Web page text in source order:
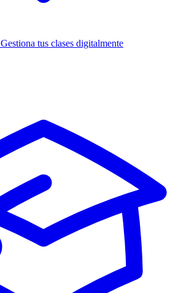
Gestiona tus clases digitalmente